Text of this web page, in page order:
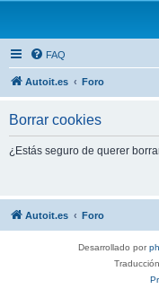
FAQ
Autoit.es Foro
Borrar cookies
¿Estás seguro de querer
Autoit.es Foro
Desarrollado por